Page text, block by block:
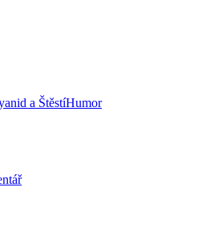
a ŠtěstíHumor